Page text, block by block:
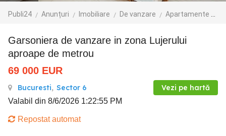
Publi24 Anunțuri Imobiliare De vanzare Apartamente de vanzare
Garsoniera de vanzare in zona Lujerului
aproape de metrou
69 000 EUR
Bucuresti, Sector 6 Vezi pe hartă
Valabil din 8/6/2026 1:22:55 PM
Repostat automat